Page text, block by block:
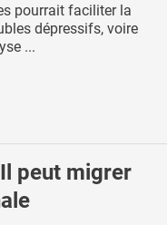
pourrait faciliter la
dépressifs, voire
...
Il peut migrer